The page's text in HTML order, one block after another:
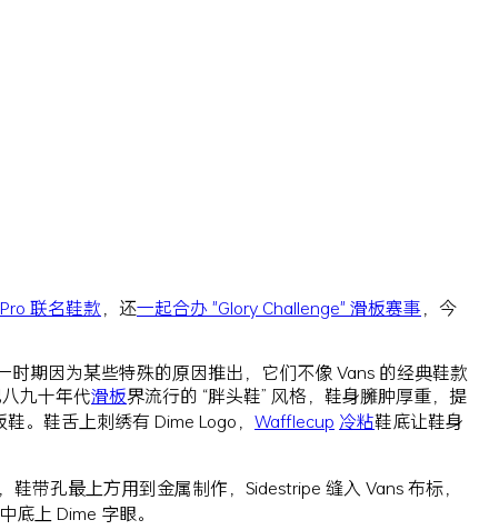
联名鞋款 ，还一起合办 "Glory Challenge" 滑板赛事 ，今
时期因为某些特殊的原因推出，它们不像 Vans 的经典鞋款
九十年代滑板界流行的 “胖头鞋” 风格，鞋身臃肿厚重，提
。鞋舌上刺绣有 Dime Logo， Wafflecup 冷粘鞋底让鞋身
鞋带孔最上方用到金属制作，Sidestripe 缝入 Vans 布标，
上 Dime 字眼。